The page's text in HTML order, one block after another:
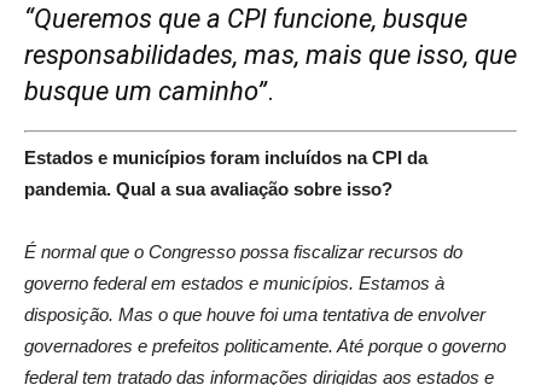
“Queremos que a CPI funcione, busque
responsabilidades, mas, mais que isso, que
busque um caminho”.
Estados e municípios foram incluídos na CPI da
pandemia. Qual a sua avaliação sobre isso?
É normal que o Congresso possa fiscalizar recursos do
governo federal em estados e municípios. Estamos à
disposição. Mas o que houve foi uma tentativa de envolver
governadores e prefeitos politicamente. Até porque o governo
federal tem tratado das informações dirigidas aos estados e